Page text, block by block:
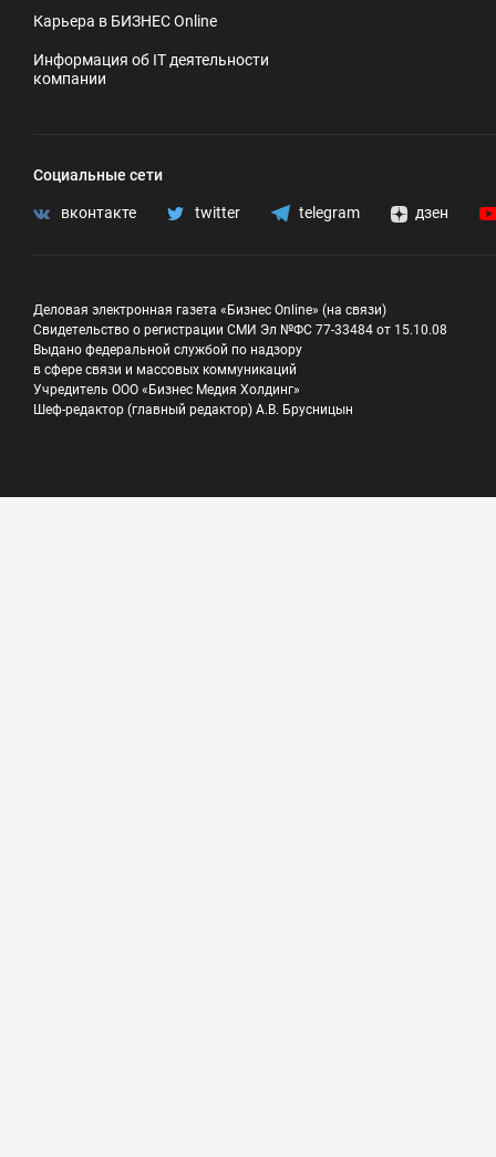
Карьера в БИЗНЕС Online
Информация об IT деятельности
компании
Социальные сети
вконтакте twitter telegram дзен
Деловая электронная газета «Бизнес Online» (на связи)
Свидетельство о регистрации СМИ Эл №ФС 77-33484 от 15.10.08
Выдано федеральной службой по надзору
в сфере связи и массовых коммуникаций
Учредитель ООО «Бизнес Медия Холдинг»
Шеф-редактор (главный редактор) А.В. Брусницын